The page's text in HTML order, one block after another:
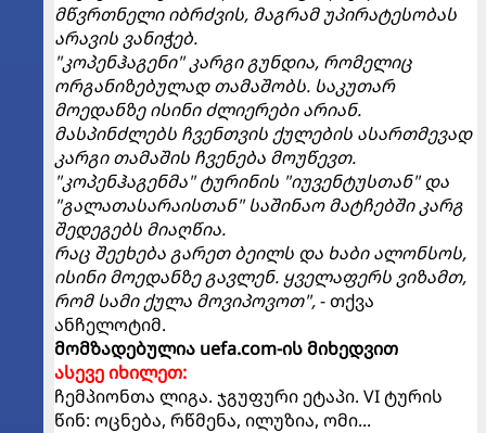
მწვრთნელი იბრძვის, მაგრამ უპირატესობას
არავის ვანიჭებ.
"კოპენჰაგენი" კარგი გუნდია, რომელიც
ორგანიზებულად თამაშობს. საკუთარ
მოედანზე ისინი ძლიერები არიან.
მასპინძლებს ჩვენთვის ქულების ასართმევად
კარგი თამაშის ჩვენება მოუწევთ.
"კოპენჰაგენმა" ტურინის "იუვენტუსთან" და
"გალათასარაისთან" საშინაო მატჩებში კარგ
შედეგებს მიაღწია.
რაც შეეხება გარეთ ბეილს და ხაბი ალონსოს,
ისინი მოედანზე გავლენ. ყველაფერს ვიზამთ,
რომ სამი ქულა მოვიპოვოთ",- თქვა
ანჩელოტიმ.
მომზადებულია uefa.com-ის მიხედვით
ასევე იხილეთ:
ჩემპიონთა ლიგა. ჯგუფური ეტაპი. VI ტურის
წინ: ოცნება, რწმენა, ილუზია, ომი...